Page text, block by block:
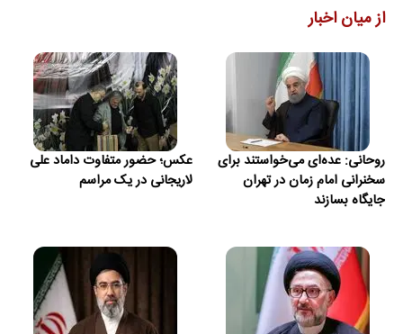
از میان اخبار
روحانی: عده‌ای می‌خواستند برای
سخنرانی امام زمان در تهران
جایگاه بسازند
عکس؛ حضور متفاوت داماد علی
لاریجانی در یک مراسم